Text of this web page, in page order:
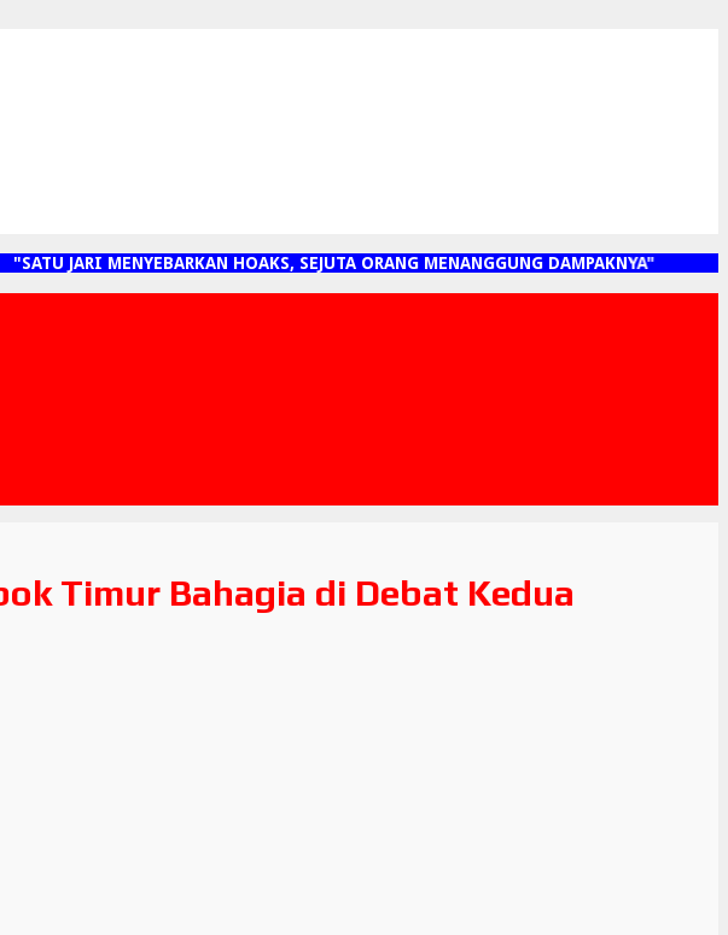
JARI MENYEBARKAN HOAKS, SEJUTA ORANG MENANGGUNG DAMPAKNYA"
Timur Bahagia di Debat Kedua